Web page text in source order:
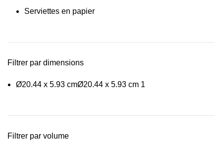
Serviettes en papier
Filtrer par dimensions
Ø20.44 x 5.93 cmØ20.44 x 5.93 cm 1
Filtrer par volume